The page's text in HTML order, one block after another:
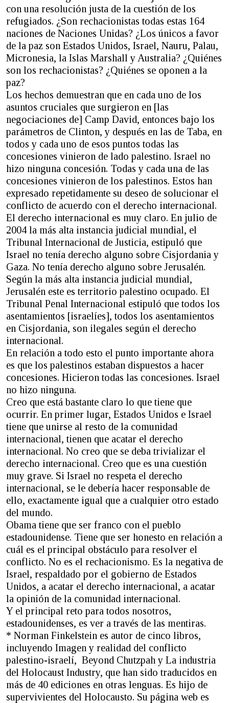
con una resolución justa de la cuestión de los
refugiados. ¿Son rechacionistas todas estas 164
naciones de Naciones Unidas? ¿Los únicos a favor
de la paz son Estados Unidos, Israel, Nauru, Palau,
Micronesia, la Islas Marshall y Australia? ¿Quiénes
son los rechacionistas? ¿Quiénes se oponen a la
paz?
Los hechos demuestran que en cada uno de los
asuntos cruciales que surgieron en [las
negociaciones de] Camp David, entonces bajo los
parámetros de Clinton, y después en las de Taba, en
todos y cada uno de esos puntos todas las
concesiones vinieron de lado palestino. Israel no
hizo ninguna concesión. Todas y cada una de las
concesiones vinieron de los palestinos. Estos han
expresado repetidamente su deseo de solucionar el
conflicto de acuerdo con el derecho internacional.
El derecho internacional es muy claro. En julio de
2004 la más alta instancia judicial mundial, el
Tribunal Internacional de Justicia, estipuló que
Israel no tenía derecho alguno sobre Cisjordania y
Gaza. No tenía derecho alguno sobre Jerusalén.
Según la más alta instancia judicial mundial,
Jerusalén este es territorio palestino ocupado. El
Tribunal Penal Internacional estipuló que todos los
asentamientos [israelíes], todos los asentamientos
en Cisjordania, son ilegales según el derecho
internacional.
En relación a todo esto el punto importante ahora
es que los palestinos estaban dispuestos a hacer
concesiones. Hicieron todas las concesiones. Israel
no hizo ninguna.
Creo que está bastante claro lo que tiene que
ocurrir. En primer lugar, Estados Unidos e Israel
tiene que unirse al resto de la comunidad
internacional, tienen que acatar el derecho
internacional. No creo que se deba trivializar el
derecho internacional. Creo que es una cuestión
muy grave. Si Israel no respeta el derecho
internacional, se le debería hacer responsable de
ello, exactamente igual que a cualquier otro estado
del mundo.
Obama tiene que ser franco con el pueblo
estadounidense. Tiene que ser honesto en relación a
cuál es el principal obstáculo para resolver el
conflicto. No es el rechacionismo. Es la negativa de
Israel, respaldado por el gobierno de Estados
Unidos, a acatar el derecho internacional, a acatar
la opinión de la comunidad internacional.
Y el principal reto para todos nosotros,
estadounidenses, es ver a través de las mentiras.
* Norman Finkelstein es autor de cinco libros,
incluyendo Imagen y realidad del conflicto
palestino-israelí, Beyond Chutzpah y La industria
del Holocaust Industry, que han sido traducidos en
más de 40 ediciones en otras lenguas. Es hijo de
supervivientes del Holocausto. Su página web es